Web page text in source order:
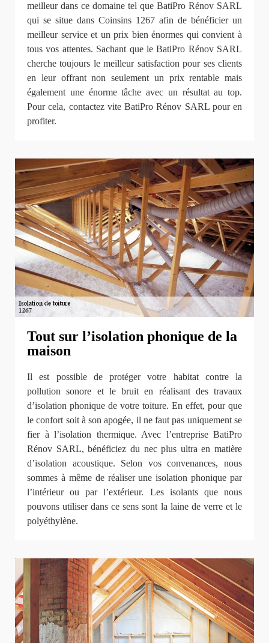
meilleur dans ce domaine tel que BatiPro Rénov SARL
qui se situe dans Coinsins 1267 afin de bénéficier un
meilleur service et un prix bien énormes qui convient à
tous vos attentes. Sachant que le BatiPro Rénov SARL
cherche toujours le meilleur satisfaction pour ses clients
en leur offrant non seulement un prix rentable mais
également une énorme tâche avec un résultat au top.
Pour cela, contactez vite BatiPro Rénov SARL pour en
profiter.
Tout sur l’isolation phonique de la
maison
Il est possible de protéger votre habitat contre la
pollution sonore et le bruit en réalisant des travaux
d’isolation phonique de votre toiture. En effet, pour que
le confort soit à son apogée, il ne faut pas uniquement se
fier à l’isolation thermique. Avec l’entreprise BatiPro
Rénov SARL, bénéficiez du nec plus ultra en matière
d’isolation acoustique. Selon vos convenances, nous
sommes à même de réaliser une isolation phonique par
l’intérieur ou par l’extérieur. Les isolants que nous
pouvons utiliser dans ce sens sont la laine de verre et le
polyéthylène.